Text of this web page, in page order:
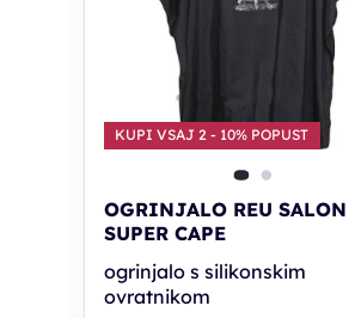
KUPI VSAJ 2 - 10% POPUST
OGRINJALO REU SALON
SUPER CAPE
ogrinjalo s silikonskim
ovratnikom